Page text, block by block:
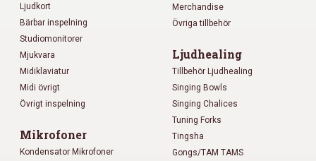
Ljudkort
Bärbar inspelning
Studiomonitorer
Mjukvara
Midiklaviatur
Midi övrigt
Övrigt inspelning
Mikrofoner
Kondensator Mikrofoner
Merchandise
Övriga tillbehör
Ljudhealing
Tillbehör Ljudhealing
Singing Bowls
Singing Chalices
Tuning Forks
Tingsha
Gongs/TAM TAMS